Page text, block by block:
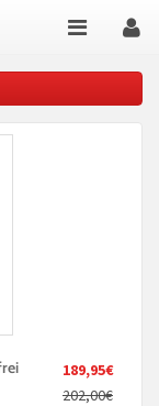
189,95€
202,00€